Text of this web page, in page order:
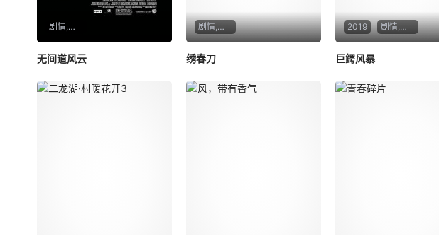
剧情,惊悚,犯罪
无间道风云
剧情,动作,武侠,古装
绣春刀
2019 剧情,惊悚,灾难
巨鳄风暴